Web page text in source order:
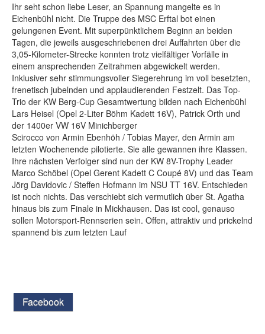
Ihr seht schon liebe Leser, an Spannung mangelte es in
Eichenbühl nicht. Die Truppe des MSC Erftal bot einen
gelungenen Event. Mit superpünktlichem Beginn an beiden
Tagen, die jeweils ausgeschriebenen drei Auffahrten über die
3,05-Kilometer-Strecke konnten trotz vielfältiger Vorfälle in
einem ansprechenden Zeitrahmen abgewickelt werden.
Inklusiver sehr stimmungsvoller Siegerehrung im voll besetzten,
frenetisch jubelnden und applaudierenden Festzelt. Das Top-
Trio der KW Berg-Cup Gesamtwertung bilden nach Eichenbühl
Lars Heisel (Opel 2-Liter Böhm Kadett 16V), Patrick Orth und
der 1400er VW 16V Minichberger
Scirocco von Armin Ebenhöh / Tobias Mayer, den Armin am
letzten Wochenende pilotierte. Sie alle gewannen ihre Klassen.
Ihre nächsten Verfolger sind nun der KW 8V-Trophy Leader
Marco Schöbel (Opel Gerent Kadett C Coupé 8V) und das Team
Jörg Davidovic / Steffen Hofmann im NSU TT 16V. Entschieden
ist noch nichts. Das verschiebt sich vermutlich über St. Agatha
hinaus bis zum Finale in Mickhausen. Das ist cool, genauso
sollen Motorsport-Rennserien sein. Offen, attraktiv und prickelnd
spannend bis zum letzten Lauf
Facebook